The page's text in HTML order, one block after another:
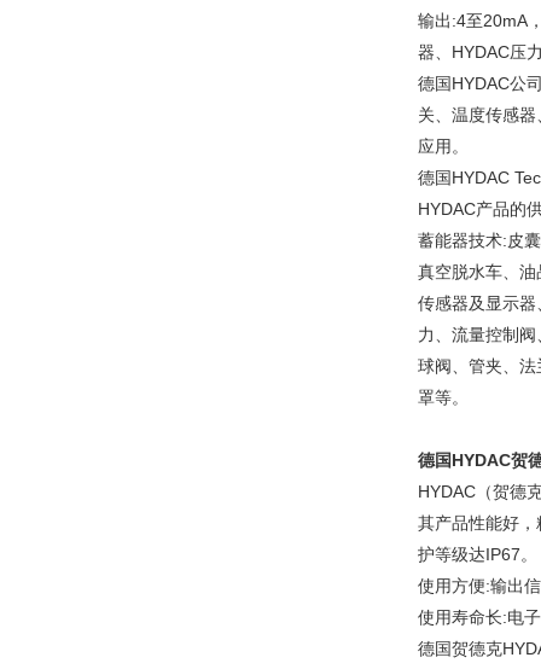
输出:4至20mA
器、HYDAC压
德国HYDAC公
关、温度传感
应用。
德国HYDAC
HYDAC产品的
蓄能器技术:皮
真空脱水车、
传感器及显示
力、流量控制
球阀、管夹、
罩等。
德国HYDAC贺
HYDAC（贺德
其产品性能好
护等级达IP67。
使用方便:输出
使用寿命长:电
德国贺德克